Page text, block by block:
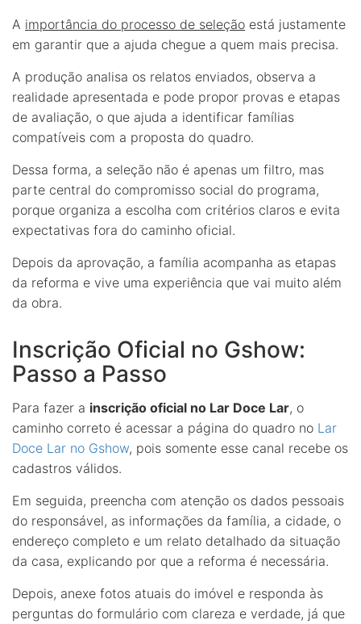
A importância do processo de seleção está justamente
em garantir que a ajuda chegue a quem mais precisa.
A produção analisa os relatos enviados, observa a
realidade apresentada e pode propor provas e etapas
de avaliação, o que ajuda a identificar famílias
compatíveis com a proposta do quadro.
Dessa forma, a seleção não é apenas um filtro, mas
parte central do compromisso social do programa,
porque organiza a escolha com critérios claros e evita
expectativas fora do caminho oficial.
Depois da aprovação, a família acompanha as etapas
da reforma e vive uma experiência que vai muito além
da obra.
Inscrição Oficial no Gshow:
Passo a Passo
Para fazer a inscrição oficial no Lar Doce Lar, o
caminho correto é acessar a página do quadro no Lar
Doce Lar no Gshow, pois somente esse canal recebe os
cadastros válidos.
Em seguida, preencha com atenção os dados pessoais
do responsável, as informações da família, a cidade, o
endereço completo e um relato detalhado da situação
da casa, explicando por que a reforma é necessária.
Depois, anexe fotos atuais do imóvel e responda às
perguntas do formulário com clareza e verdade, já que